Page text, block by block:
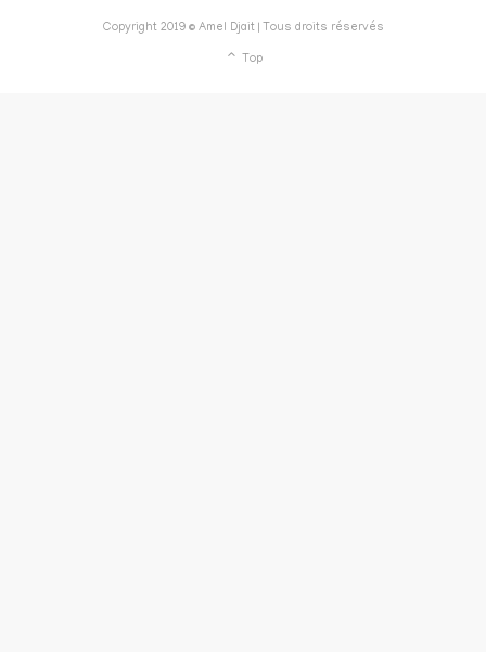
Copyright 2019 © Amel Djait | Tous droits réservés
Top